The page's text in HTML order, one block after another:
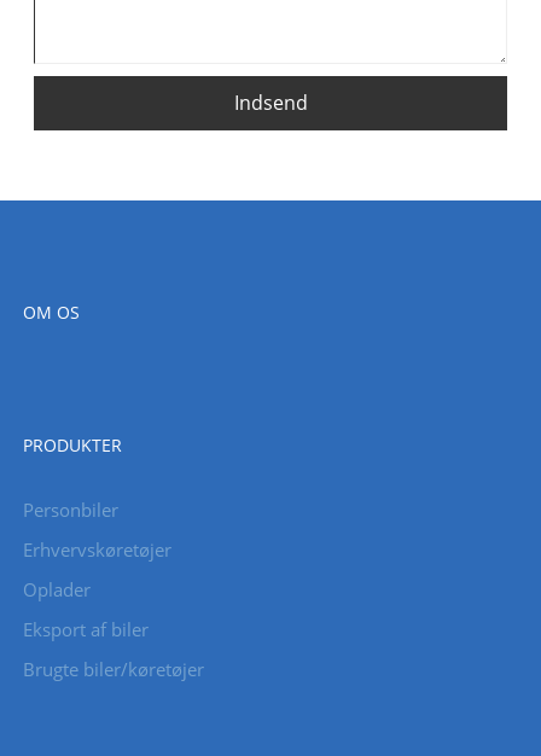
Indsend
OM OS
PRODUKTER
Personbiler
Erhvervskøretøjer
Oplader
Eksport af biler
Brugte biler/køretøjer